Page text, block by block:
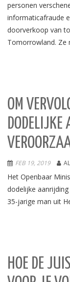
personen
informaticafraude
doorverkoop van
Tomorrowland. Ze
OM
FEB 19, 2019
Het Openbaar
dodelijke
35-jarige man uit
HOE DE